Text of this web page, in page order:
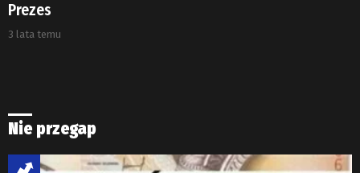
Prezes
3 lata temu
Nie przegap